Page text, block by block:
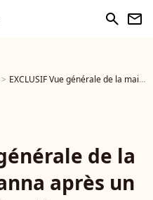
search newsletter
EXCLUSIF Vue générale de la maison de Rihanna après un incident de tir impliquant un AR-15. ©BestImage - Photo
de la
après un